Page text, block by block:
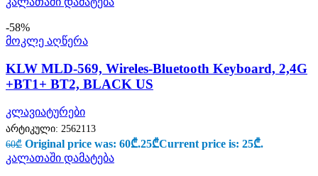
-58%
მოკლე აღწერა
KLW MLD-569, Wireles-Bluetooth Keyboard, 2,4G
+BT1+ BT2, BLACK US
კლავიატურები
არტიკული: 2562113
60₾ Original price was: 60₾.25₾Current price is: 25₾.
კალათაში დამატება